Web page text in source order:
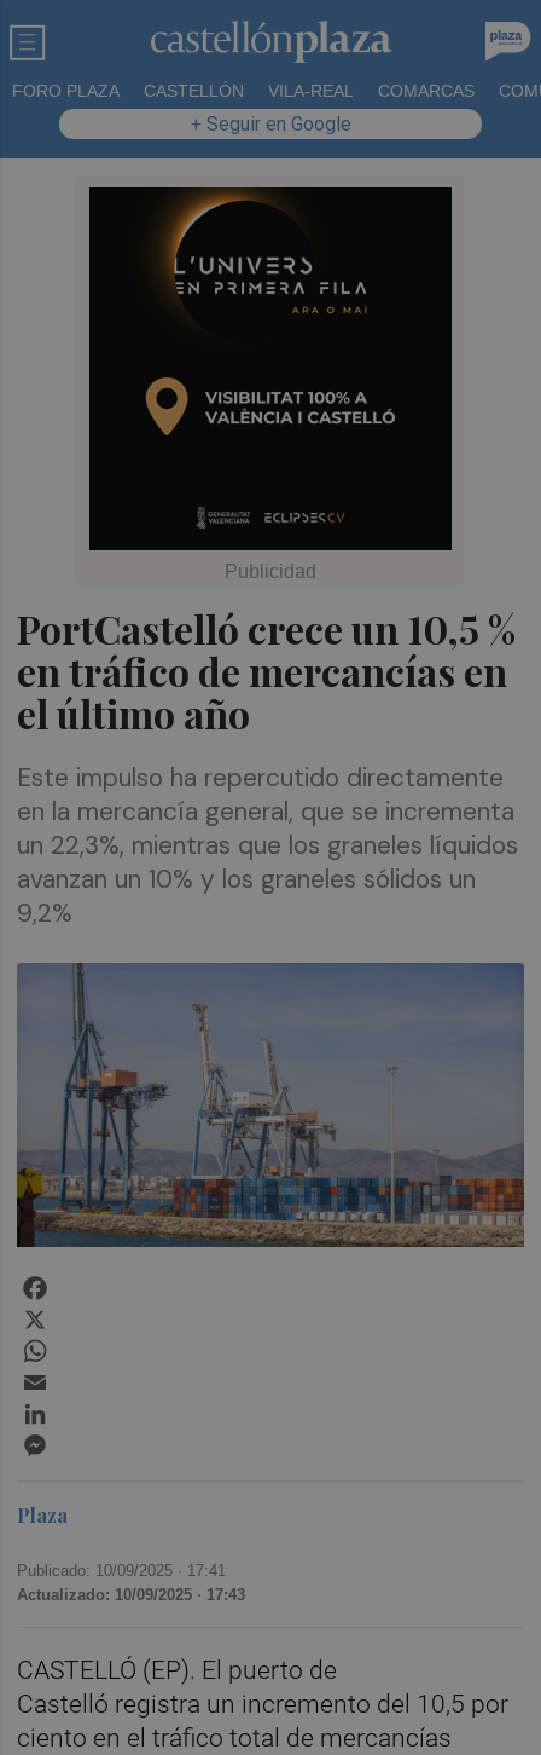
FORO PLAZA CASTELLÓN VILA-REAL COMARCAS
+ Seguir en Google
PortCastelló crece un 10,5 %
en tráfico de mercancías en
el último año
Este impulso ha repercutido directamente
en la mercancía general, que se incrementa
un 22,3%, mientras que los graneles líquidos
avanzan un 10% y los graneles sólidos un
9,2%
Plaza
Publicado: 10/09/2025 · 17:41
Actualizado: 10/09/2025 · 17:43
CASTELLÓ (EP). El puerto de
Castelló registra un incremento del 10,5 por
ciento en el tráfico total de mercancías